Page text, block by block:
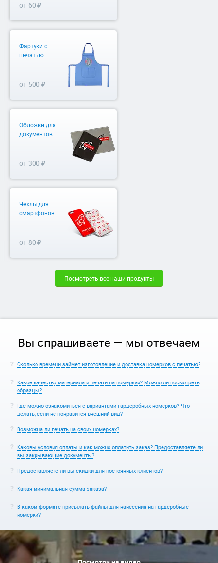
от 60 ₽
Фартуки с
печатью
от 500 ₽
Обложки для
документов
от 300 ₽
Чехлы для
смартфонов
от 80 ₽
Посмотреть все наши продукты
Вы спрашиваете — мы отвечаем
Сколько времени займет изготовление и доставка номерков с печатью?
Какое качество материала и печати на номерках? Можно ли посмотреть
образцы?
Где можно ознакомиться с вариантами гардеробных номерков? Что
делать, если не понравится внешний вид?
Возможна ли печать на своих номерках?
Каковы условия оплаты и как можно оплатить заказ? Предоставляете ли
вы закрывающие документы?
Предоставляете ли вы скидки для постоянных клиентов?
Какая минимальная сумма заказа?
В каком формате присылать файлы для нанесения на гардеробные
номерки?